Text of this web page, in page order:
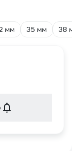
мм 35 мм 38